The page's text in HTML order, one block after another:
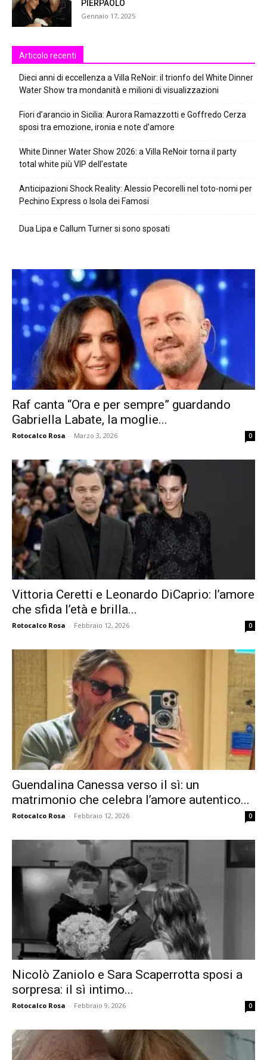
PIERPAOLO
Gennaio 17, 2025
Articolo recenti
Dieci anni di eccellenza a Villa ReNoir: il trionfo del White Dinner
Water Show tra mondanità e milioni di visualizzazioni
Fiori d’arancio in Sicilia: Aurora Ramazzotti e Goffredo Cerza
sposi tra emozione, ironia e note d’amore
White Dinner Water Show 2026: a Villa ReNoir torna il party
total white più VIP dell’estate
Anticipazioni Shock Reality: Alessio Pecorelli nel toto-nomi per
Pechino Express o Isola dei Famosi
Dua Lipa e Callum Turner si sono sposati
Raf canta “Ora e per sempre” guardando
Gabriella Labate, la moglie...
Rotocalco Rosa - Marzo 3, 2026 0
Vittoria Ceretti e Leonardo DiCaprio: l’amore
che sfida l’età e brilla...
Rotocalco Rosa - Febbraio 12, 2026 0
Guendalina Canessa verso il sì: un
matrimonio che celebra l’amore autentico...
Rotocalco Rosa - Febbraio 12, 2026 0
Nicolò Zaniolo e Sara Scaperrotta sposi a
sorpresa: il sì intimo...
Rotocalco Rosa - Febbraio 9, 2026 0